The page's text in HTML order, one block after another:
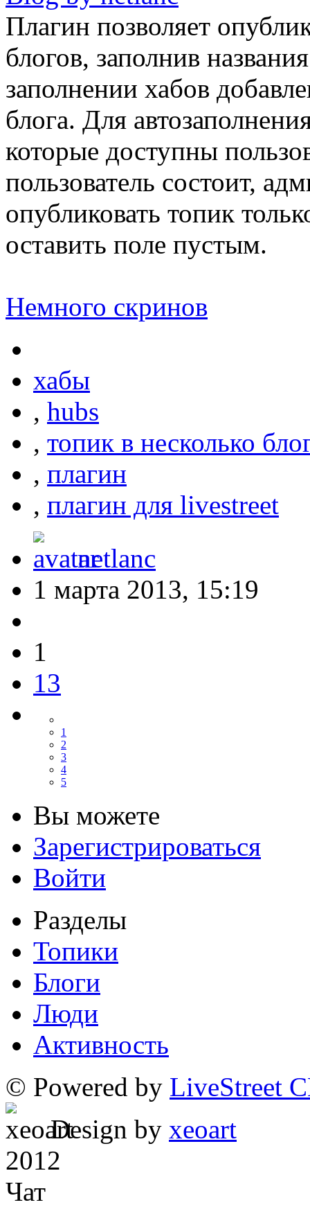
Плагин позволяет
блогов, заполнив
заполнении хабов
блога. Для
которые доступны
пользователь состоит,
опубликовать топик
оставить поле пустым.
Немного скринов
хабы
, hubs
, топик в несколько
, плагин
, плагин для livestreet
netlanc
1 марта 2013, 15:19
1
13
1
2
3
4
5
Вы можете
Зарегистрироваться
Войти
Разделы
Топики
Блоги
Люди
Активность
© Powered by LiveStreet
Design by xeoart
2012
Чат